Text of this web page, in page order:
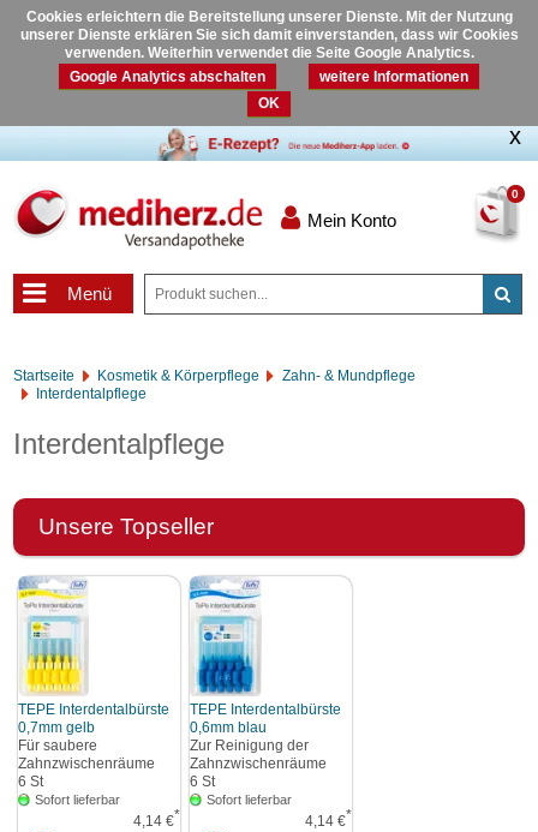
Cookies erleichtern die Bereitstellung unserer Dienste. Mit der Nutzung
unserer Dienste erklären Sie sich damit einverstanden, dass wir Cookies
verwenden. Weiterhin verwendet die Seite Google Analytics.
Google Analytics abschalten
weitere Informationen
OK
0
Mein Konto
Menü
Startseite Kosmetik & Körperpflege
Zahn- & Mundpflege
Interdentalpflege
Interdentalpflege
Unsere Topseller
TEPE Interdentalbürste
0,7mm gelb
Für saubere
Zahnzwischenräume
6St
Sofort lieferbar
4,14 €*
TEPE Interdentalbürste
0,6mm blau
Zur Reinigung der
Zahnzwischenräume
6St
Sofort lieferbar
4,14 €*